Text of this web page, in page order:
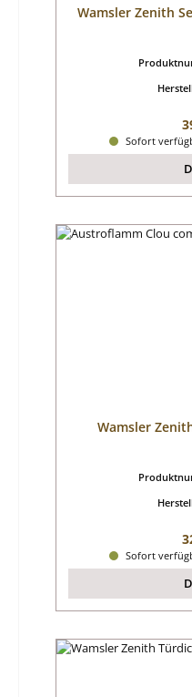
Wamsler Zenith
Sofort
Wamsler
Sofort